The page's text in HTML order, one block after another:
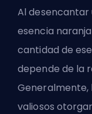
Al desencantar
esencia
cantidad de
depende de la
Generalmente,
valiosos